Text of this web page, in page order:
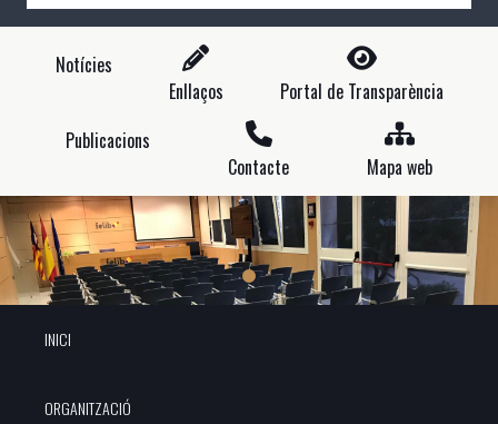
Notícies
Enllaços
Portal de Transparència
Publicacions
Contacte
Mapa web
INICI
ORGANITZACIÓ